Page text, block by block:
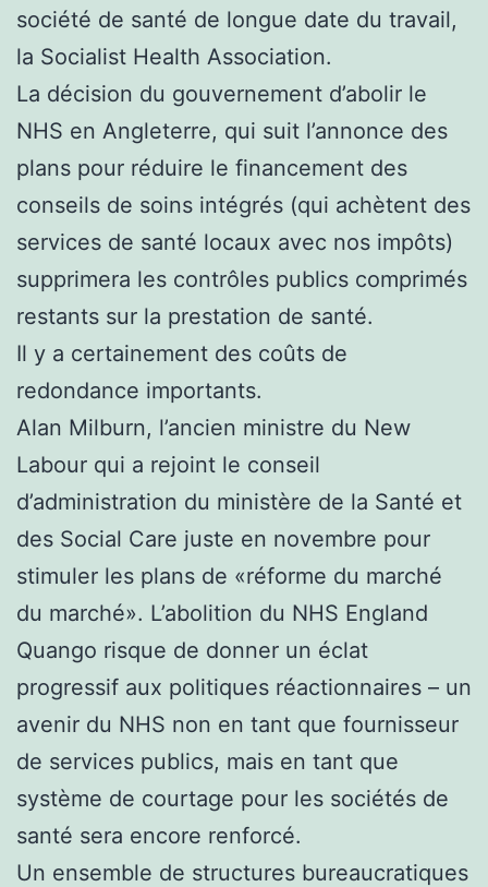
société de santé de longue date du travail,
la Socialist Health Association.
La décision du gouvernement d’abolir le
NHS en Angleterre, qui suit l’annonce des
plans pour réduire le financement des
conseils de soins intégrés (qui achètent des
services de santé locaux avec nos impôts)
supprimera les contrôles publics comprimés
restants sur la prestation de santé.
Il y a certainement des coûts de
redondance importants.
Alan Milburn, l’ancien ministre du New
Labour qui a rejoint le conseil
d’administration du ministère de la Santé et
des Social Care juste en novembre pour
stimuler les plans de «réforme du marché
du marché». L’abolition du NHS England
Quango risque de donner un éclat
progressif aux politiques réactionnaires – un
avenir du NHS non en tant que fournisseur
de services publics, mais en tant que
système de courtage pour les sociétés de
santé sera encore renforcé.
Un ensemble de structures bureaucratiques